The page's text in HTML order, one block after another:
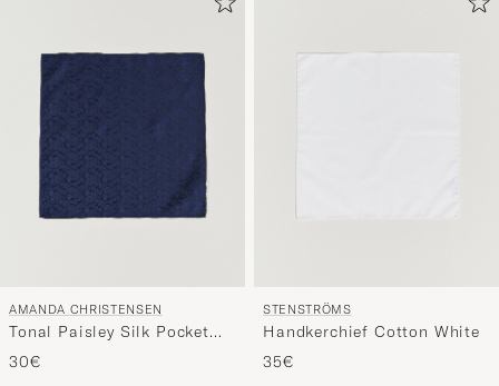
AMANDA CHRISTENSEN
Tonal Paisley Silk Pocket
Square Navy
30€
STENSTRÖMS
Handkerchief Cotton White
35€